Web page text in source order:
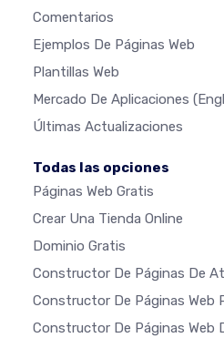
Comentarios
Ejemplos De Páginas Web
Plantillas Web
Mercado De Aplicaciones
Últimas Actualizaciones
Todas las opciones
Páginas Web Gratis
Crear Una Tienda Online
Dominio Gratis
Constructor De Páginas De
Constructor De Páginas Web
Constructor De Páginas Web